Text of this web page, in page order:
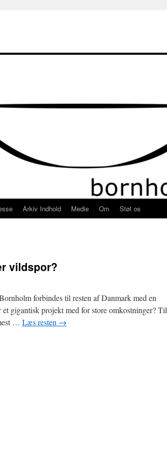
Arkiv Indhold Medie Om Støt os
vildspor?
forbindes til resten af Danmark med en
gigantisk projekt med for store omkostninger? Til
… Læs resten →